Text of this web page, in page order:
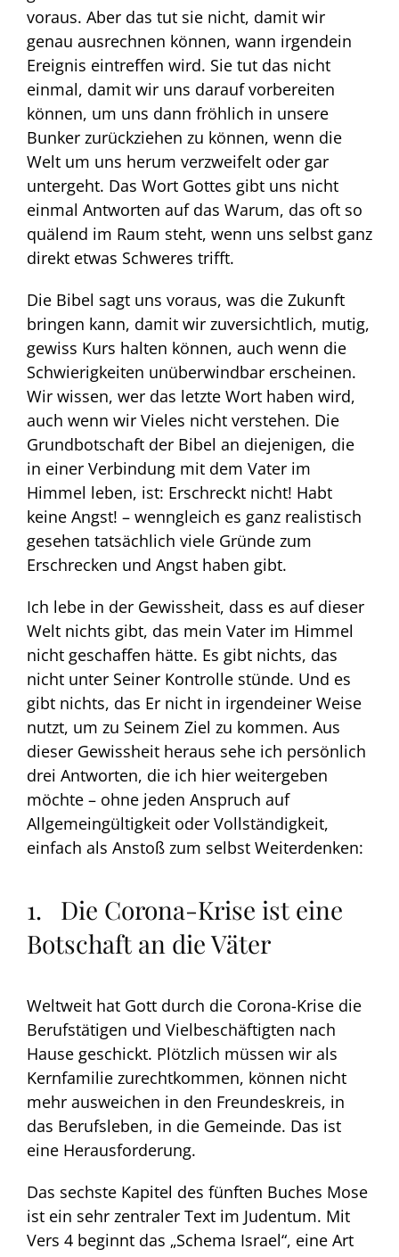
voraus. Aber das tut sie nicht, damit wir
genau ausrechnen können, wann irgendein
Ereignis eintreffen wird. Sie tut das nicht
einmal, damit wir uns darauf vorbereiten
können, um uns dann fröhlich in unsere
Bunker zurückziehen zu können, wenn die
Welt um uns herum verzweifelt oder gar
untergeht. Das Wort Gottes gibt uns nicht
einmal Antworten auf das Warum, das oft so
quälend im Raum steht, wenn uns selbst ganz
direkt etwas Schweres trifft.
Die Bibel sagt uns voraus, was die Zukunft
bringen kann, damit wir zuversichtlich, mutig,
gewiss Kurs halten können, auch wenn die
Schwierigkeiten unüberwindbar erscheinen.
Wir wissen, wer das letzte Wort haben wird,
auch wenn wir Vieles nicht verstehen. Die
Grundbotschaft der Bibel an diejenigen, die
in einer Verbindung mit dem Vater im
Himmel leben, ist: Erschreckt nicht! Habt
keine Angst! – wenngleich es ganz realistisch
gesehen tatsächlich viele Gründe zum
Erschrecken und Angst haben gibt.
Ich lebe in der Gewissheit, dass es auf dieser
Welt nichts gibt, das mein Vater im Himmel
nicht geschaffen hätte. Es gibt nichts, das
nicht unter Seiner Kontrolle stünde. Und es
gibt nichts, das Er nicht in irgendeiner Weise
nutzt, um zu Seinem Ziel zu kommen. Aus
dieser Gewissheit heraus sehe ich persönlich
drei Antworten, die ich hier weitergeben
möchte – ohne jeden Anspruch auf
Allgemeingültigkeit oder Vollständigkeit,
einfach als Anstoß zum selbst Weiterdenken:
1. Die Corona-Krise ist eine
Botschaft an die Väter
Weltweit hat Gott durch die Corona-Krise die
Berufstätigen und Vielbeschäftigten nach
Hause geschickt. Plötzlich müssen wir als
Kernfamilie zurechtkommen, können nicht
mehr ausweichen in den Freundeskreis, in
das Berufsleben, in die Gemeinde. Das ist
eine Herausforderung.
Das sechste Kapitel des fünften Buches Mose
ist ein sehr zentraler Text im Judentum. Mit
Vers 4 beginnt das „Schema Israel“, eine Art